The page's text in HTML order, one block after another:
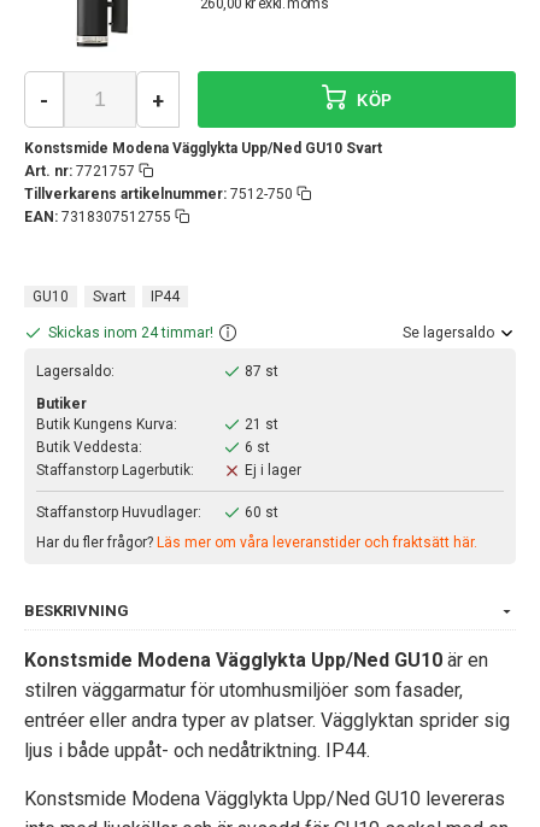
Konstsmide Modena Vägglykta Upp/Ned GU10 Svart
Art. nr: 7721757
Tillverkarens artikelnummer: 7512-750
EAN: 7318307512755
- + KÖP
GU10 Svart IP44
Skickas inom 24 timmar! Se lagersaldo
Lagersaldo:
87 st
Butiker
Butik Kungens Kurva:
21 st
Butik Veddesta:
6 st
Staffanstorp Lagerbutik:
Ej i lager
Staffanstorp Huvudlager:
60 st
Har du fler frågor? Läs mer om våra leveranstider och fraktsätt här.
BESKRIVNING
Konstsmide Modena Vägglykta Upp/Ned GU10 är en
stilren väggarmatur för utomhusmiljöer som fasader,
entréer eller andra typer av platser. Vägglyktan sprider sig
ljus i både uppåt- och nedåtriktning. IP44.
Konstsmide Modena Vägglykta Upp/Ned GU10 levereras